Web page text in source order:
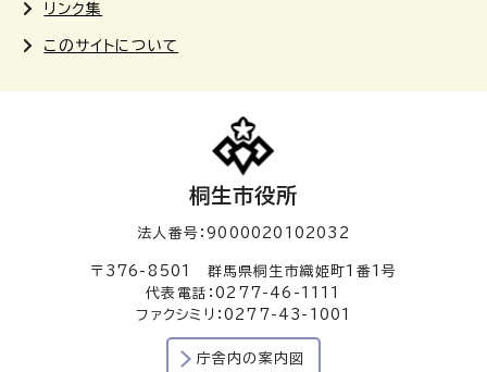
リンク集
このサイトについて
桐生市役所
法人番号：9000020102032
〒376-8501 群馬県桐生市織姫町1番1号
代表電話：0277-46-1111
ファクシミリ：0277-43-1001
庁舎内の案内図